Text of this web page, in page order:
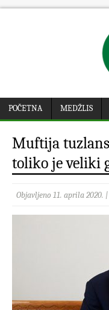
POČETNA MEDŽLIS
Muftija
toliko je veliki
Objavljeno 11. aprila 2020.